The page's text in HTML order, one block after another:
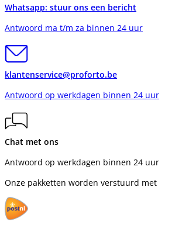
Whatsapp: stuur ons een bericht
Antwoord ma t/m za binnen 24 uur
klantenservice@proforto.be
Antwoord op werkdagen binnen 24 uur
Chat met ons
Antwoord op werkdagen binnen 24 uur
Onze pakketten worden verstuurd met